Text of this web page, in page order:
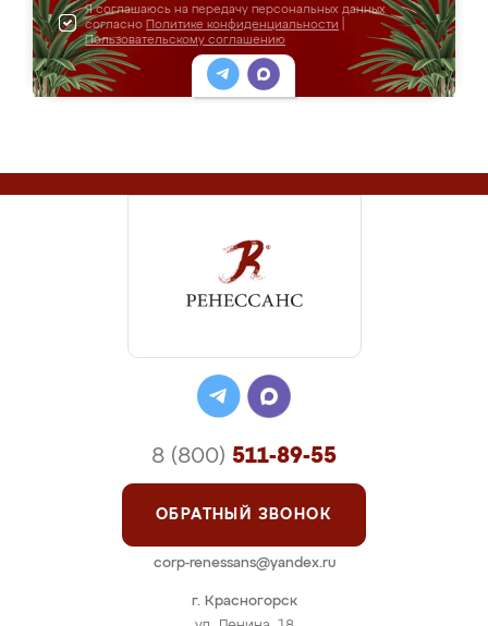
Я соглашаюсь на передачу персональных данных
согласно Политике конфиденциальности
Пользовательскому соглашению
г. Красногорск
8 (800) 511-89-55
ОБРАТНЫЙ ЗВОНОК
corp-renessans@yandex.ru